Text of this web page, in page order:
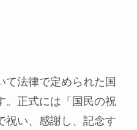
て法律で定められた国
。正式には「国民の祝
祝い、感謝し、記念す